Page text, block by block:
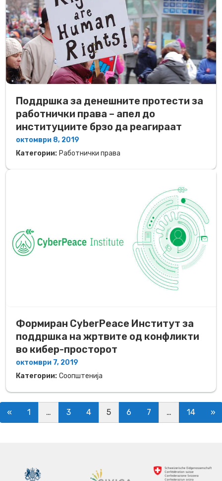
Поддршка за денешните протести за
работнички права – апел до
институциите брзо да реагираат
октомври 8, 2019
Категории: Работнички права
Формиран CyberPeace Институт за
поддршка на жртвите од конфликти
во кибер-просторот
октомври 7, 2019
Категории: Соопштенија
navigation
« 1 … 3 4 5 6 7 … 14 »